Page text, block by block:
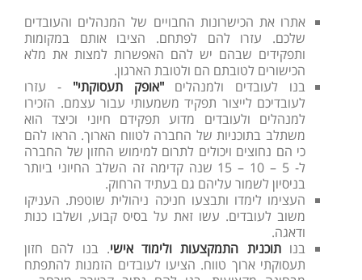
אתרו את הכישרונות החבויים של המנהלים והעובדים
שלכם. עזרו להם לפתחם. הציבו אותם במקומות
ותפקידים שבהם יש להם האפשרות למצות את מלא
הכישורים לטובתם הם ולטובת הארגון.
בנו לעובדים ולמנהלים"אופק תעסוקתי" - עזרו
לעובדיכם לייצור תפקיד משמעותי עבור עצמם. הזכירו
למנהלים ולעובדים מדוע תפקידם חיוני וכיצד הוא
משתלב בתוכניות של החברה לטווח הארוך. הראו להם
כי הם נחוצים ויכולים לתרום למימוש החזון של החברה
ל- 5 – 10 – 15 שנה קדימה זה השלב החיוני ביותר
בניסיון לשמור עליהם גם בעתיד הרחוק.
העצימו לימדו ותבצעו חניכה ניהולית שוטפת. העניקו
משוב לעובדים. עשו זאת על בסיס קבוע, ושלבו כנות
ודאגה.
בנותוכנית התמקצעות ולימוד אישי. בנו להם חזון
תעסוקתי ארוך טווח. הציעו לעובדים הזמנות להתפתח